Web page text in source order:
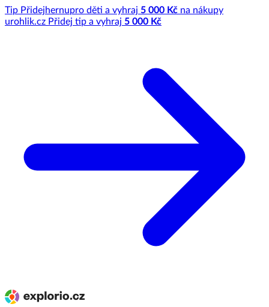
Tip Přidejhernupro děti a vyhraj 5 000 Kč na nákupy
urohlik.cz Přidej tip a vyhraj 5 000 Kč